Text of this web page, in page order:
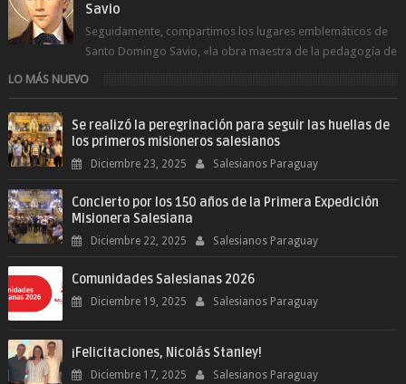
Savio
Seguidamente, compartimos los lugares emblemáticos de
Santo Domingo Savio, «la obra maestra de la pedagogía de
Don Bosco». San Giovann...
LO MÁS NUEVO
Se realizó la peregrinación para seguir las huellas de
los primeros misioneros salesianos
Diciembre 23, 2025 Salesianos Paraguay
Concierto por los 150 años de la Primera Expedición
Misionera Salesiana
Diciembre 22, 2025 Salesianos Paraguay
Comunidades Salesianas 2026
Diciembre 19, 2025 Salesianos Paraguay
¡Felicitaciones, Nicolás Stanley!
Diciembre 17, 2025 Salesianos Paraguay